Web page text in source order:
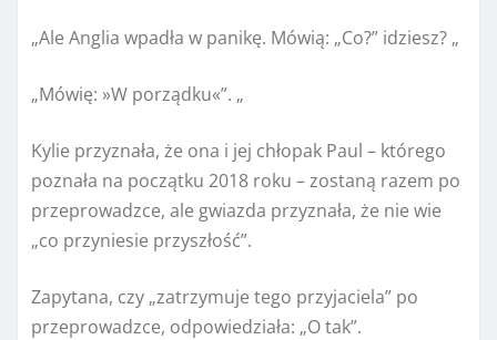
„Ale Anglia wpadła w panikę. Mówią: „Co?” idziesz? „
„Mówię: »W porządku«”. „
Kylie przyznała, że ​​ona i jej chłopak Paul – którego
poznała na początku 2018 roku – zostaną razem po
przeprowadzce, ale gwiazda przyznała, że ​​nie wie
„co przyniesie przyszłość”.
Zapytana, czy „zatrzymuje tego przyjaciela” po
przeprowadzce, odpowiedziała: „O tak”.